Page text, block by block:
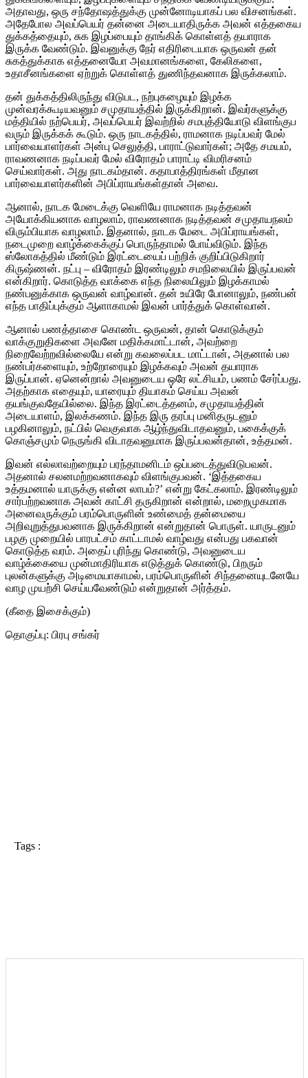
அதாவது, ஒரு சந்தோஷத்துக்கு முன்னோடியாகப் பல விசனங்கள்.
அதேபோல அவப்பெயர் தன்னை அடையாதிருக்க அவன் எத்தகைய
துக்கத்தையும், சுக இழப்பையும் தாங்கிக் கொள்ளத் தயாராக
இருக்க வேண்டும். இவனுக்கு நேர் எதிரிடையாக ஒருவன் தன்
சுகத்துக்காக எத்தனையோ அவமானங்களை, கேலிகளை,
உதாசீனங்களை ஏற்றுக் கொள்ளத் துணிந்தவனாக இருக்கலாம்.
தன் துக்கத்திலிருந்து விடுபட, நற்புகழையும் இழக்க
முன்வரக்கூடியவனும் சமுதாயத்தில் இருக்கிறான். இவர்களுக்கு
மத்தியில் நற்பெயர், அவப்பெயர் இவற்றில் சமபுத்தியோடு விளங்குப
வரும் இருக்கக் கூடும். ஒரு நாடகத்தில், ராமனாக நடிப்பவர் மேல்
பார்வையாளர்கள் அன்பு செலுத்தி, பாராட்டுவார்கள்; அதே சமயம்,
ராவணனாக நடிப்பவர் மேல் விரோதம் பாராட்டி விமரிசனம்
செய்வார்கள். அது நாடகம்தான். கதாபாத்திரங்கள் மீதான
பார்வையாளர்களின் அபிப்ராயங்கள்தான் அவை.
ஆனால், நாடக மேடைக்கு வெளியே ராமனாக நடித்தவன்
அயோக்கியனாக வாழலாம், ராவணனாக நடித்தவன் சமுதாயநலம்
விரும்பியாக வாழலாம். இதனால், நாடக மேடை அபிப்ராயங்கள்,
நடைமுறை வாழ்க்கைக்குப் பொருந்தாமல் போய்விடும். இந்த
ஸ்லோகத்தில் மீண்டும் இரட்டையைப் பற்றிக் குறிப்பிடுகிறார்
கிருஷ்ணன். நட்பு – விரோதம் இரண்டிலும் சமநிலையில் இருப்பவன்
என்கிறார். கொடுத்த வாக்கை எந்த நிலையிலும் இழக்காமல்
நண்பனுக்காக ஒருவன் வாழ்வான். தன் உயிரே போனாலும், நண்பன்
எந்த பாதிப்புக்கும் ஆளாகாமல் இவன் பார்த்துக் கொள்வான்.
ஆனால் பணத்தாசை கொண்ட ஒருவன், தான் கொடுக்கும்
வாக்குறுதிகளை அவனே மதிக்கமாட்டான், அவற்றை
நிறைவேற்றவில்லையே என்று கவலைப்பட மாட்டான், அதனால் பல
நண்பர்களையும், உற்றோரையும் இழக்கவும் அவன் தயாராக
இருப்பான். ஏனென்றால் அவனுடைய ஒரே லட்சியம், பணம் சேர்ப்பது.
அதற்காக எதையும், யாரையும் தியாகம் செய்ய அவன்
தயங்குவதேயில்லை. இந்த இரட்டைத்தனம், சமுதாயத்தின்
அடையாளம், இலக்கணம். இந்த இரு தரப்பு மனிதருடனும்
பழகினாலும், நட்பில் வெகுவாக ஆழ்ந்துவிடாதவனும், பகைக்குக்
கொஞ்சமும் நெருங்கி விடாதவனுமாக இருப்பவன்தான், உத்தமன்.
இவன் எல்லாவற்றையும் பரந்தாமனிடம் ஒப்படைத்துவிடுபவன்.
அதனால் சலனமற்றவனாகவும் விளங்குபவன். ‘இத்தகைய
உத்தமனால் யாருக்கு என்ன லாபம்?’ என்று கேட்கலாம். இரண்டிலும்
சார்பற்றவனாக அவன் காட்சி தருகிறான் என்றால், மறைமுகமாக
அனைவருக்கும் பரம்பொருளின் உண்மைத் தன்மையை
அறிவுறுத்துபவனாக இருக்கிறான் என்றுதான் பொருள். யாருடனும்
பழகு முறையில் பாரபட்சம் காட்டாமல் வாழ்வது என்பது பகவான்
கொடுத்த வரம். அதைப் புரிந்து கொண்டு, அவனுடைய
வாழ்க்கையை முன்மாதிரியாக எடுத்துக் கொண்டு, பிறரும்
புலன்களுக்கு அடிமையாகாமல், பரம்பொருளின் சிந்தனையுடனேயே
வாழ முயற்சி செய்யவேண்டும் என்றுதான் அர்த்தம்.
(கீதை இசைக்கும்)
தொகுப்பு: பிரபு சங்கர்
Tags :